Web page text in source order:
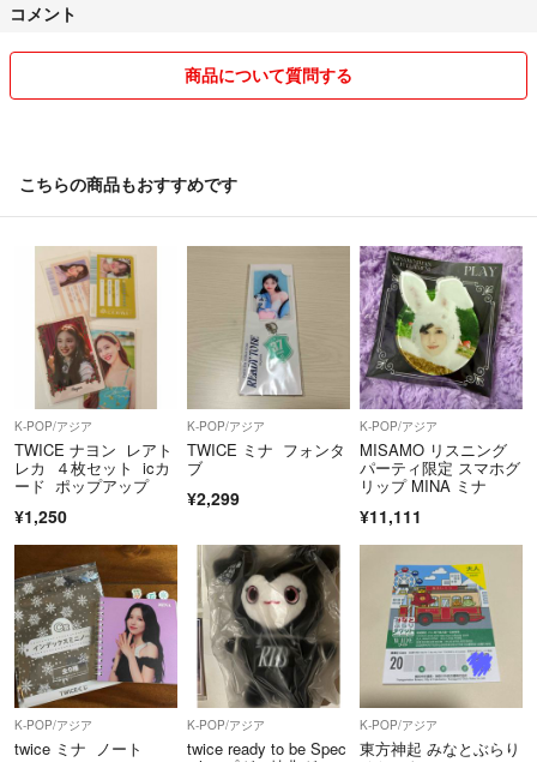
コメント
商品について質問する
こちらの商品もおすすめです
K-POP/アジア
TWICE ナヨン レアト
レカ ４枚セット icカ
ード ポップアップ
¥1,250
K-POP/アジア
TWICE ミナ フォンタ
ブ
¥2,299
K-POP/アジア
MISAMO リスニング
パーティ限定 スマホグ
リップ MINA ミナ
¥11,111
K-POP/アジア
twice ミナ ノート
K-POP/アジア
twice ready to be Spec
K-POP/アジア
東方神起 みなとぶらり